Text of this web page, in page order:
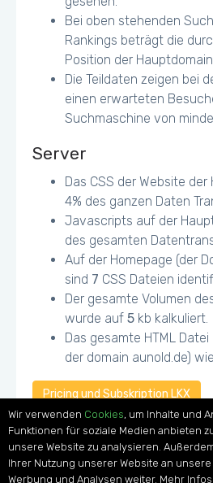
Bei oben stehenden
Rankings beträgt die
Position der
Die Teildaten zeigen bei
einen erwarteten
Suchmaschine von
Server
Das CSS der Website
4% des ganzen Daten
Javascripts auf der
des gesamten
Auf der Homepage (der
sind 7 CSS Dateien
Der gesamte Volumen
wurde auf 5 kb kalkuliert.
Das gesamte HTML
der domain aunold.de)
Pricing und Subskription LKX
Privacy Policy
Wir verwenden Cookies, um Inhalte und
Funktionen für soziale Medien anbieten
unsere Website zu analysieren.
Ihrer Nutzung unserer Website an
Werbung und Analysen weiter. Mehr